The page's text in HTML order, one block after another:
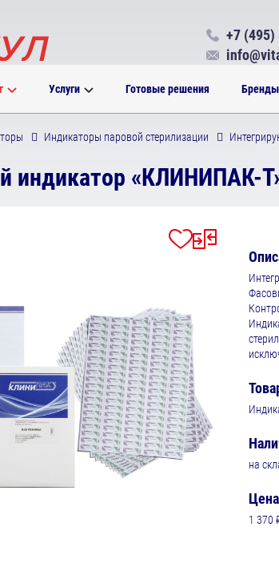
Услуги Готовые решения Бренды
+7
Индикаторы паровой стерилизации
индикатор «КЛИНИПАК-
на
Цена
1 370